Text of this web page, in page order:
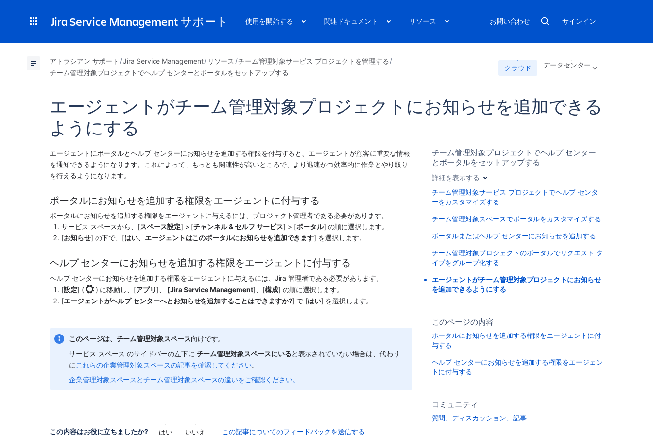
Jira Service Management サポート 使用を開始する 関連ドキュメント リソース お問い合わせ サインイン
アトラシアン サポート Jira Service Management リソース
チーム管理対象サービス プロジェクトを管理する
チーム管理対象プロジェクトでヘルプ センターとポータルをセットアップする
クラウド データセンター
エージェントがチーム管理対象プロジェクトにお知らせを追加できる
ようにする
エージェントにポータルとヘルプ センターにお知らせを追加する権限を付与すると、エージェントが顧客に重要な情報
を通知できるようになります。これによって、もっとも関連性が高いところで、より迅速かつ効率的に作業とやり取り
を行えるようになります。
ポータルにお知らせを追加する権限をエージェントに付与する
ポータルにお知らせを追加する権限をエージェントに与えるには、プロジェクト管理者である必要があります。
サービス スペースから、[スペース設定] > [チャンネル & セルフ サービス] > [ポータル] の順に選択します。
[お知らせ] の下で、[はい、エージェントはこのポータルにお知らせを追加できます] を選択します。
ヘルプ センターにお知らせを追加する権限をエージェントに付与する
ヘルプ センターにお知らせを追加する権限をエージェントに与えるには、Jira 管理者である必要があります。
[設定] ( ) に移動し、[アプリ]、 [Jira Service Management]、[構成] の順に選択します。
[エージェントがヘルプ センターへとお知らせを追加することはできますか?] で [はい] を選択します。
このページは、 チーム管理対象スペース向けです。
サービス スペース のサイドバーの左下に チーム管理対象スペースにいると表示されていない場合は、代わり
に これらの企業管理対象スペースの記事を確認してください。
企業管理対象スペースとチーム管理対象スペースの違いをご確認ください。
この内容はお役に立ちましたか? はい いいえ この記事についてのフィードバックを送信する
チーム管理対象プロジェクトでヘルプ センター
とポータルをセットアップする
詳細を表示する
チーム管理対象サービス プロジェクトでヘルプ センタ
ーをカスタマイズする
チーム管理対象スペースでポータルをカスタマイズする
ポータルまたはヘルプ センターにお知らせを追加する
チーム管理対象プロジェクトのポータルでリクエスト タ
イプをグループ化する
エージェントがチーム管理対象プロジェクトにお知らせ
を追加できるようにする
このページの内容
ポータルにお知らせを追加する権限をエージェントに付
与する
ヘルプ センターにお知らせを追加する権限をエージェン
トに付与する
コミュニティ
質問、ディスカッション、記事